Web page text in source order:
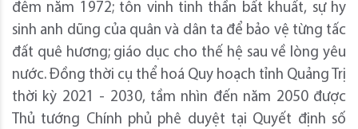
đêm năm 1972; tôn vinh tinh thần bất khuất, sự hy
sinh anh dũng của quân và dân ta để bảo vệ từng tấc
đất quê hương; giáo dục cho thế hệ sau về lòng yêu
nước. Đồng thời cụ thể hoá Quy hoạch tỉnh Quảng Trị
thời kỳ 2021 - 2030, tầm nhìn đến năm 2050 được
Thủ tướng Chính phủ phê duyệt tại Quyết định số